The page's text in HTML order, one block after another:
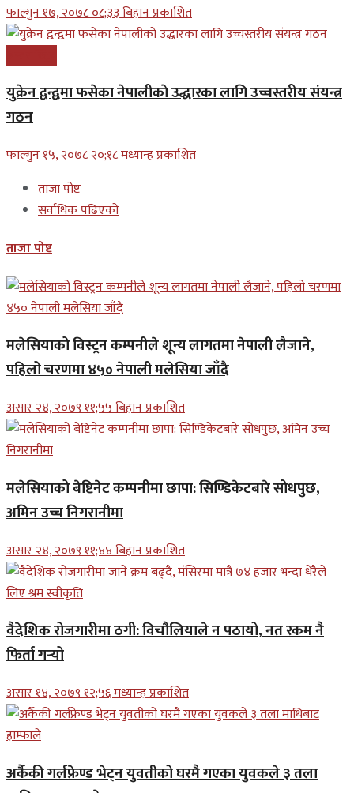
फाल्गुन १७, २०७८ ०८;३३ बिहान प्रकाशित
युक्रेन द्वन्द्वमा फसेका नेपालीकाे उद्धारका लागि उच्चस्तरीय संयन्त्र
गठन
फाल्गुन १५, २०७८ २०;१८ मध्यान्ह प्रकाशित
ताजा पोष्ट
सर्वाधिक पढिएको
ताजा पोष्ट
मलेसियाको विस्ट्रन कम्पनीले शून्य लागतमा नेपाली लैजाने,
पहिलो चरणमा ४५० नेपाली मलेसिया जाँदै
असार २४, २०७९ ११;५५ बिहान प्रकाशित
मलेसियाको बेष्टिनेट कम्पनीमा छापा: सिण्डिकेटबारे सोधपुछ,
अमिन उच्च निगरानीमा
असार २४, २०७९ ११;४४ बिहान प्रकाशित
वैदेशिक रोजगारीमा ठगी: विचौलियाले न पठायो, नत रकम नै
फिर्ता गर्‍यो
असार १४, २०७९ १२;५६ मध्यान्ह प्रकाशित
अर्कैकी गर्लफ्रेण्ड भेट्न युवतीको घरमै गएका युवकले ३ तला